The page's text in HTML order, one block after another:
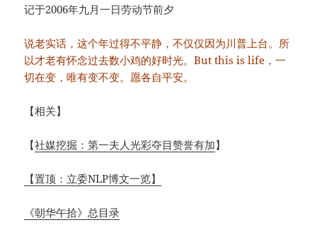
记于2006年九月一日劳动节前夕
说老实话，这个年过得不平静，不仅仅因为川普上台。所
以才老有怀念过去数小鸡的好时光。But this is life，一
切在变，唯有变不变。愿各自平安。
【相关】
【社媒挖掘：第一夫人光彩夺目赞誉有加】
【置顶：立委NLP博文一览】
《朝华午拾》总目录